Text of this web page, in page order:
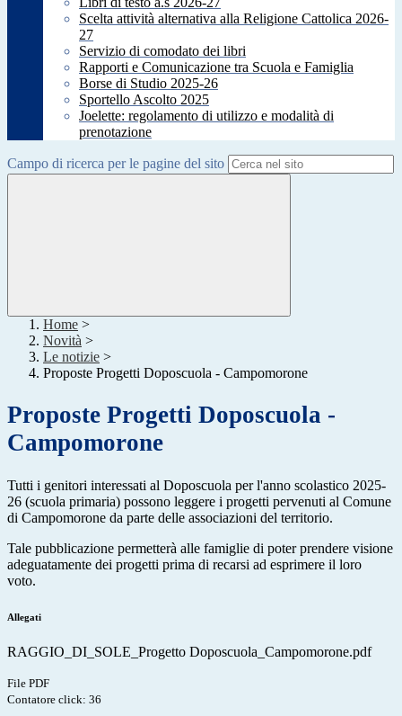
Scelta attività alternativa alla Religione Cattolica 2026-
27
Servizio di comodato dei libri
Rapporti e Comunicazione tra Scuola e Famiglia
Borse di Studio 2025-26
Sportello Ascolto 2025
Joelette: regolamento di utilizzo e modalità di
prenotazione
Campo di ricerca per le pagine del sito
Home >
Novità >
Le notizie >
Proposte Progetti Doposcuola - Campomorone
Proposte Progetti Doposcuola -
Campomorone
Tutti i genitori interessati al Doposcuola per l'anno scolastico 2025-
26 (scuola primaria) possono leggere i progetti pervenuti al Comune
di Campomorone da parte delle associazioni del territorio.
Tale pubblicazione permetterà alle famiglie di poter prendere visione
adeguatamente dei progetti prima di recarsi ad esprimere il loro
voto.
Allegati
RAGGIO_DI_SOLE_Progetto Doposcuola_Campomorone.pdf
File PDF
Contatore click: 36